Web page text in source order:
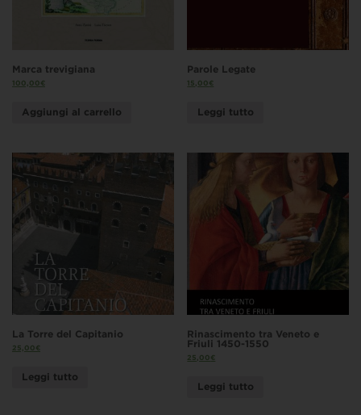
Marca trevigiana
100,00€
Aggiungi al carrello
Parole Legate
15,00€
Leggi tutto
La Torre del Capitanio
25,00€
Leggi tutto
Rinascimento tra Veneto e
Friuli 1450-1550
25,00€
Leggi tutto